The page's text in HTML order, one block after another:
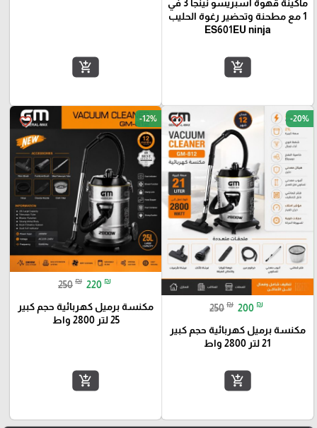
ماكينة قهوة اسبريسو نينجا 3 في
1 مع مطحنة وتحضير رغوة الحليب
ES601EU ninja
add_shopping_cart
add_shopping_cart
favorite_border -20%
250 ₪ 200 ₪
مكنسة برميل كهربائية حجم كبير
21 لتر 2800 واط
add_shopping_cart
favorite_border -12%
250 ₪ 220 ₪
مكنسة برميل كهربائية حجم كبير
25 لتر 2800 واط
add_shopping_cart